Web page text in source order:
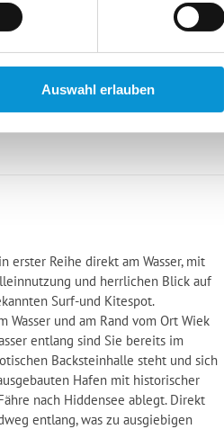
Auswahl erlauben
erster Reihe direkt am Wasser, mit
und herrlichen Blick auf
Surf-und Kitespot.
Wasser und am Rand vom Ort Wiek
entlang sind Sie bereits im
Backsteinhalle steht und sich
Hafen mit historischer
nach Hiddensee ablegt. Direkt
entlang, was zu ausgiebigen